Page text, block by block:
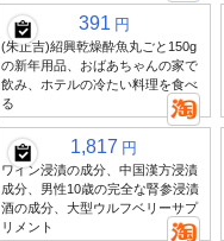
391 円
(朱正吉)紹興乾燥酔魚丸ごと150g
の新年用品、おばあちゃんの家で
飲み、ホテルの冷たい料理を食べ
る
1,817 円
ワイン浸漬の成分、中国漢方浸漬
成分、男性10歳の完全な腎参浸漬
酒の成分、大型ウルフベリーサプ
リメント